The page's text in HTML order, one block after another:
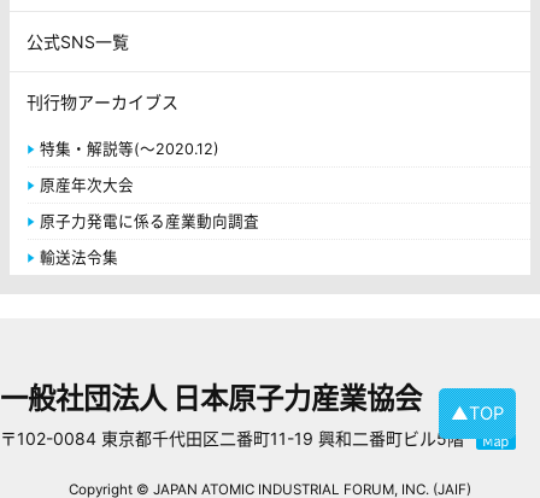
公式SNS一覧
刊行物アーカイブス
特集・解説等(～2020.12)
原産年次大会
原子力発電に係る産業動向調査
輸送法令集
▲TOP
一般社団法人 日本原子力産業協会
〒102-0084 東京都千代田区二番町11-19 興和二番町ビル5階
Copyright © JAPAN ATOMIC INDUSTRIAL FORUM, INC. (JAIF)